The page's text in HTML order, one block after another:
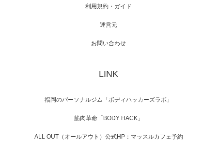
【TV】NHK BS「COOL JAPAN 」にてマッス
「ねとらぼ」さんに…
利用規約・ガイド
運営元
お問い合わせ
LINK
福岡のパーソナルジム「ボディハッカーズラボ」
筋肉革命「BODY HACK」
ALL OUT（オールアウト）公式HP：マッスルカフェ予約